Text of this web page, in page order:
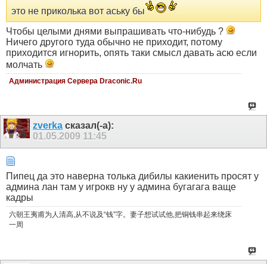
это не приколька вот аську бы
Чтобы целыми днями выпрашивать что-нибудь ?
Ничего другого туда обычно не приходит, потому
приходится игнорить, опять таки смысл давать асю если
молчать
Администрация Сервера Draconic.Ru
zverka сказал(-а):
01.05.2009 11:45
Пипец да это наверна толька дибилы какиенить просят у
админа лан там у игрокв ну у админа бугагага ваще
кадры
六朝王夷甫为人清高,从不说及“钱”字。妻子想试试他,把铜钱串起来绕床
一周